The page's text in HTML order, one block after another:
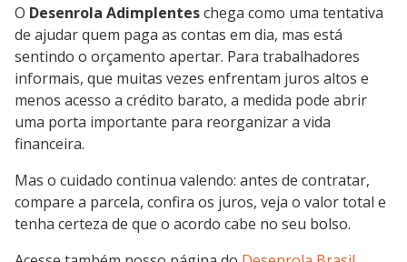
O Desenrola Adimplenteschega como uma tentativa
de ajudar quem paga as contas em dia, mas está
sentindo o orçamento apertar. Para trabalhadores
informais, que muitas vezes enfrentam juros altos e
menos acesso a crédito barato, a medida pode abrir
uma porta importante para reorganizar a vida
financeira.
Mas o cuidado continua valendo: antes de contratar,
compare a parcela, confira os juros, veja o valor total e
tenha certeza de que o acordo cabe no seu bolso.